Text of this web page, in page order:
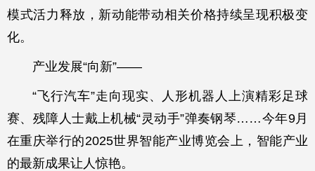
模式活力释放，新动能带动相关价格持续呈现积极变
化。
产业发展“向新”——
“飞行汽车”走向现实、人形机器人上演精彩足球
赛、残障人士戴上机械“灵动手”弹奏钢琴……今年9月
在重庆举行的2025世界智能产业博览会上，智能产业
的最新成果让人惊艳。